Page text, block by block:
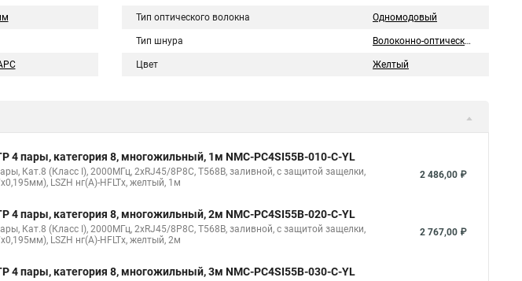
Тип оптического волокна Одномодовый
Тип шнура Волоконно-оптический
Цвет Желтый
4 пары, категория 8, многожильный, 1м NMC-PC4SI55B-010-C-YL
Кат.8 (Класс I), 2000МГц, 2хRJ45/8P8C, T568B, заливной, с защитой защелки,
LSZH нг(А)-HFLTx, желтый, 1м
2 486,00 ₽
4 пары, категория 8, многожильный, 2м NMC-PC4SI55B-020-C-YL
Кат.8 (Класс I), 2000МГц, 2хRJ45/8P8C, T568B, заливной, с защитой защелки,
LSZH нг(А)-HFLTx, желтый, 2м
2 767,00 ₽
4 пары, категория 8, многожильный, 3м NMC-PC4SI55B-030-C-YL